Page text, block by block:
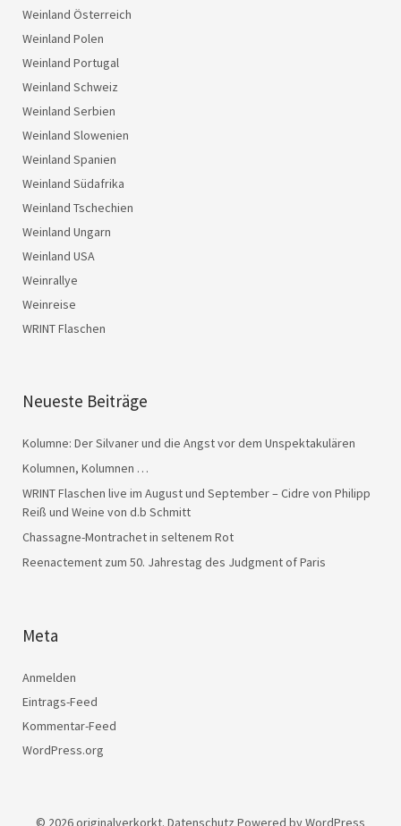
Weinland Österreich
Weinland Polen
Weinland Portugal
Weinland Schweiz
Weinland Serbien
Weinland Slowenien
Weinland Spanien
Weinland Südafrika
Weinland Tschechien
Weinland Ungarn
Weinland USA
Weinrallye
Weinreise
WRINT Flaschen
Neueste Beiträge
Kolumne: Der Silvaner und die Angst vor dem Unspektakulären
Kolumnen, Kolumnen …
WRINT Flaschen live im August und September – Cidre von Philipp
Reiß und Weine von d.b Schmitt
Chassagne-Montrachet in seltenem Rot
Reenactement zum 50. Jahrestag des Judgment of Paris
Meta
Anmelden
Eintrags-Feed
Kommentar-Feed
WordPress.org
© 2026originalverkorkt. Datenschutz Powered byWordPress